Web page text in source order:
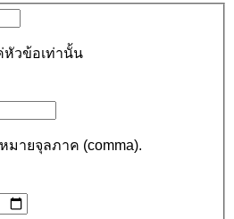
วข้อเท่านั้น
มายจุลภาค (comma).